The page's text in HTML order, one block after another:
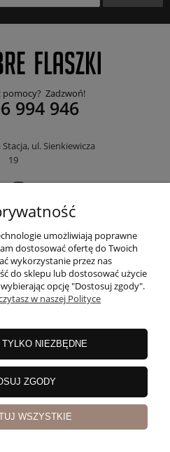
pomocy? Zadzwoń!
994 946
ul. Sienkiewicza
19
KONTO
I DOSTAWA
O NAS
umożliwiają poprawne
dostosować ofertę do Twoich
wykorzystanie przez nas
do sklepu lub dostosować użycie
opcję "Dostosuj zgody".
w naszej Polityce
NIEZBĘDNE
ZGODY
WSZYSTKIE